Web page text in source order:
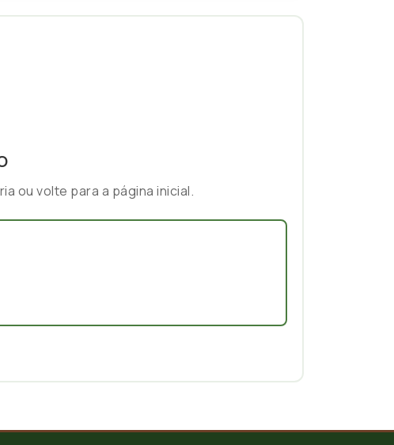
ou volte para a página inicial.